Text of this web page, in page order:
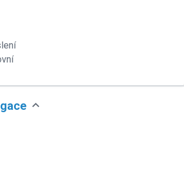
expand_more